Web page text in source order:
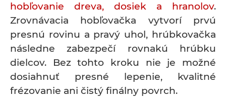
hobľovanie dreva, dosiek a hranolov.
Zrovnávacia hobľovačka vytvorí prvú
presnú rovinu a pravý uhol, hrúbkovačka
následne zabezpečí rovnakú hrúbku
dielcov. Bez tohto kroku nie je možné
dosiahnuť presné lepenie, kvalitné
frézovanie ani čistý finálny povrch.